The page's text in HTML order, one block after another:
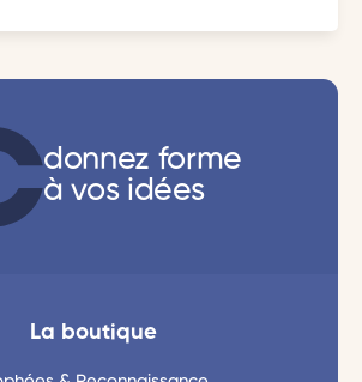
donnez forme
à vos idées
La boutique